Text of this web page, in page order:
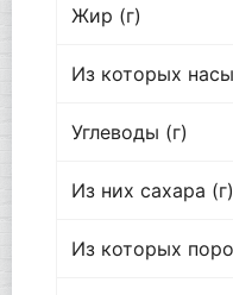
Жир (г)
Из которых
Углеводы (г)
Из них сахара (г)
Из которых